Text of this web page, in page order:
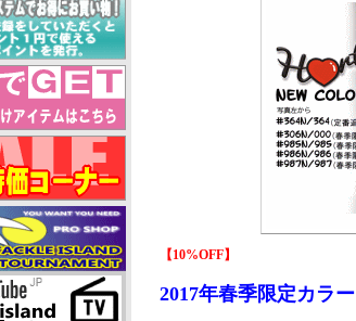
【10%OFF】
2017年春季限定カラー